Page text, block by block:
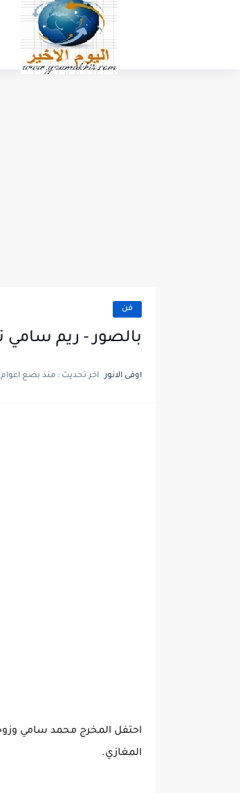
فن
بالصور - ريم سامي
اوفى الانور اخر تحديث : منذ بضع اعوام
احتفل المخرج محمد سامي
المغازي.